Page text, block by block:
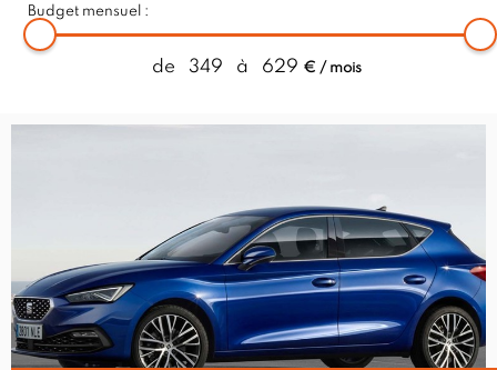
Budget mensuel :
de 349 à 629 € / mois